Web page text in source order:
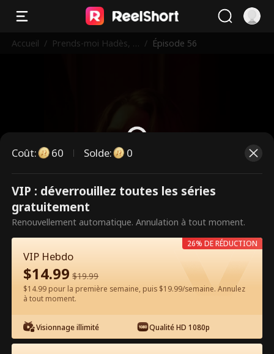
Accueil / Prends-moi Hadès, j
/ Épisode 56
Ce sont des épisodes payants.
Débloquez pour regarder.
Regarder gratuitement sur l'App
Coût: 60 Solde: 0
VIP : déverrouillez toutes les séries
gratuitement
Renouvellement automatique. Annulation à tout moment.
VIP Hebdo
$14.99 $19.99
$14.99 pour la première semaine, puis $19.99/semaine. Annulez
à tout moment.
Visionnage illimité Qualité HD 1080p
26% DE RÉDUCTION